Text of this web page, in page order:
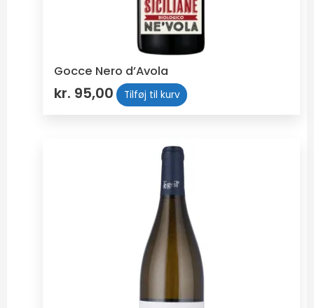
Gocce Nero d’Avola
kr. 95,00 Tilføj til kurv